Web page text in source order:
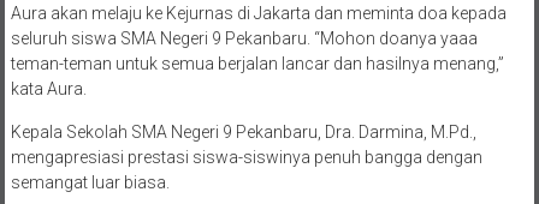
Aura akan melaju ke Kejurnas di Jakarta dan meminta doa kepada
seluruh siswa SMA Negeri 9 Pekanbaru. “Mohon doanya yaaa
teman-teman untuk semua berjalan lancar dan hasilnya menang,”
kata Aura.
Kepala Sekolah SMA Negeri 9 Pekanbaru, Dra. Darmina, M.Pd.,
mengapresiasi prestasi siswa-siswinya penuh bangga dengan
semangat luar biasa.